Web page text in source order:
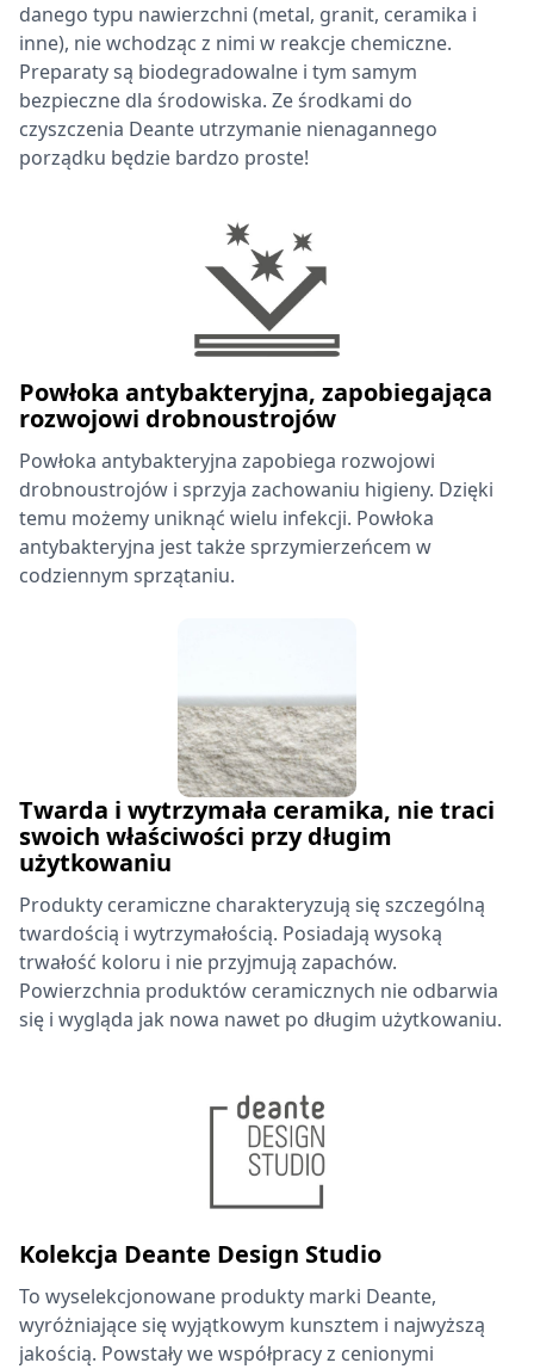
danego typu nawierzchni (metal, granit, ceramika i
inne), nie wchodząc z nimi w reakcje chemiczne.
Preparaty są biodegradowalne i tym samym
bezpieczne dla środowiska. Ze środkami do
czyszczenia Deante utrzymanie nienagannego
porządku będzie bardzo proste!
Powłoka antybakteryjna, zapobiegająca
rozwojowi drobnoustrojów
Powłoka antybakteryjna zapobiega rozwojowi
drobnoustrojów i sprzyja zachowaniu higieny. Dzięki
temu możemy uniknąć wielu infekcji. Powłoka
antybakteryjna jest także sprzymierzeńcem w
codziennym sprzątaniu.
Twarda i wytrzymała ceramika, nie traci
swoich właściwości przy długim
użytkowaniu
Produkty ceramiczne charakteryzują się szczególną
twardością i wytrzymałością. Posiadają wysoką
trwałość koloru i nie przyjmują zapachów.
Powierzchnia produktów ceramicznych nie odbarwia
się i wygląda jak nowa nawet po długim użytkowaniu.
Kolekcja Deante Design Studio
To wyselekcjonowane produkty marki Deante,
wyróżniające się wyjątkowym kunsztem i najwyższą
jakością. Powstały we współpracy z cenionymi